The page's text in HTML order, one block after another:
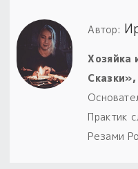
Автор:
Хозяйка
Сказки»,
Практик
Резами